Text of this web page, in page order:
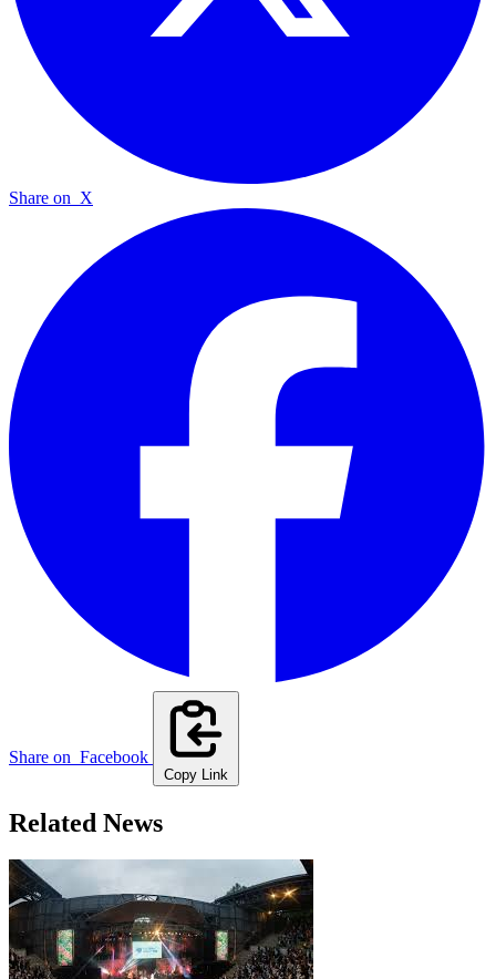
Share on X
Share on Facebook
Copy Link
Related News